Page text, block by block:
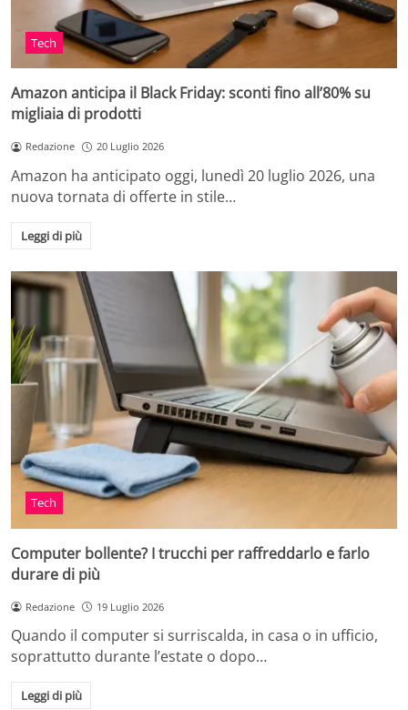
Tech
Amazon anticipa il Black Friday: sconti fino all’80% su
migliaia di prodotti
Redazione 20 Luglio 2026
Amazon ha anticipato oggi, lunedì 20 luglio 2026, una
nuova tornata di offerte in stile…
Leggi di più
Tech
Computer bollente? I trucchi per raffreddarlo e farlo
durare di più
Redazione 19 Luglio 2026
Quando il computer si surriscalda, in casa o in ufficio,
soprattutto durante l’estate o dopo…
Leggi di più